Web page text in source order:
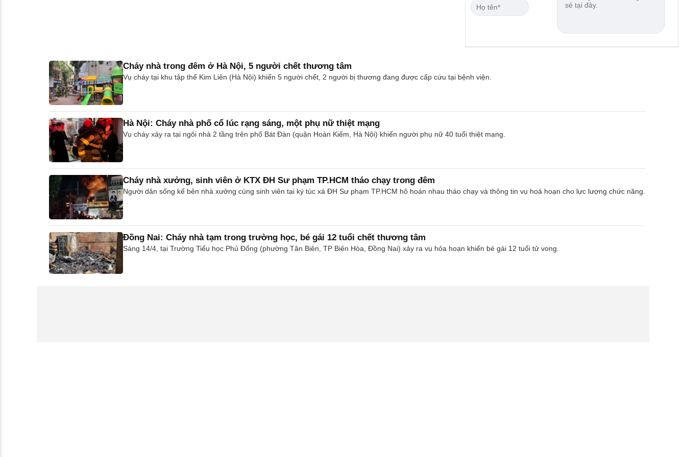
Cháy nhà trong đêm ở Hà Nội, 5 người chết thương tâm
Vụ cháy tại khu tập thể Kim Liên (Hà Nội) khiến 5 người chết, 2 người bị thương đang được cấp cứu tại bệnh viện.
Hà Nội: Cháy nhà phố cổ lúc rạng sáng, một phụ nữ thiệt mạng
Vụ cháy xảy ra tại ngôi nhà 2 tầng trên phố Bát Đàn (quận Hoàn Kiếm, Hà Nội) khiến người phụ nữ 40 tuổi thiệt mạng.
Cháy nhà xưởng, sinh viên ở KTX ĐH Sư phạm TP.HCM tháo chạy trong đêm
Người dân sống kế bên nhà xưởng cùng sinh viên tại ký túc xá ĐH Sư phạm TP.HCM hô hoán nhau tháo chạy và thông tin vụ hoả hoạn cho lực lượng chức năng.
Đồng Nai: Cháy nhà tạm trong trường học, bé gái 12 tuổi chết thương tâm
Sáng 14/4, tại Trường Tiểu học Phù Đổng (phường Tân Biên, TP Biên Hòa, Đồng Nai) xảy ra vụ hỏa hoạn khiến bé gái 12 tuổi tử vong.